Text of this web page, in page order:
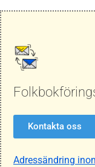
Kontakta oss
Adressändring